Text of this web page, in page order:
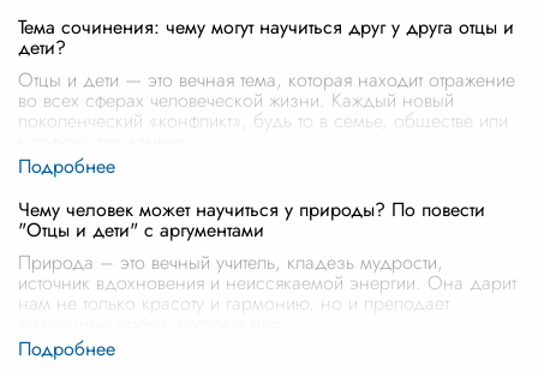
Тема сочинения: чему могут научиться друг у друга отцы и
дети?
Отцы и дети — это вечная тема, которая находит отражение
во всех сферах человеческой жизни. Каждый новый
поколенческий «конфликт», будь то в семье, обществе или
Чему человек может научиться у природы? По повести
"Отцы и дети" с аргументами
Природа – это вечный учитель, кладезь мудрости,
источник вдохновения и неиссякаемой энергии. Она дарит
нам не только красоту и гармонию, но и преподает